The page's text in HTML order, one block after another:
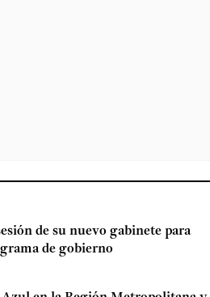
de su nuevo gabinete para
de gobierno